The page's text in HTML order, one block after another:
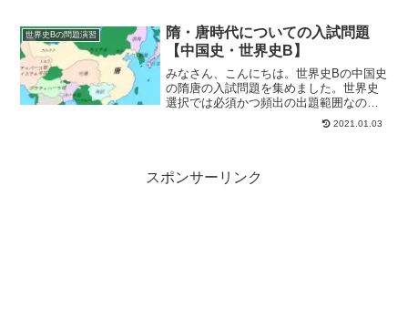
からないのであれば、しっかりと復習を
してください。また、お...
世界史Bの問題演習
隋・唐時代についての入試問題
【中国史・世界史B】
みなさん、こんにちは。世界史Bの中国史
の隋唐の入試問題を集めました。世界史
選択では必須かつ頻出の出題範囲なので
しっかりと解けるようにしましょう。こ
のあたりが分かりづらければ「【世界史
2021.01.03
スポンサーリンク